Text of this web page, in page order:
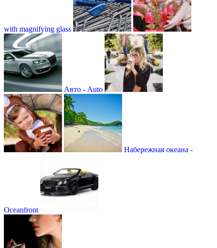
with magnifying glass
Авто - Auto
Набережная океана -
Oceanfront